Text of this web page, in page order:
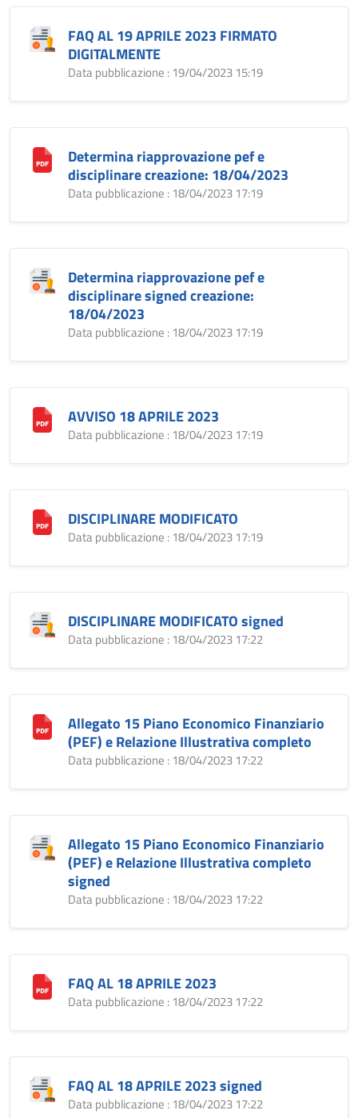
FAQ AL 19 APRILE 2023 FIRMATO
DIGITALMENTE
Data pubblicazione : 19/04/2023 15:19
Determina riapprovazione pef e
disciplinare creazione: 18/04/2023
Data pubblicazione : 18/04/2023 17:19
Determina riapprovazione pef e
disciplinare signed creazione:
18/04/2023
Data pubblicazione : 18/04/2023 17:19
AVVISO 18 APRILE 2023
Data pubblicazione : 18/04/2023 17:19
DISCIPLINARE MODIFICATO
Data pubblicazione : 18/04/2023 17:19
DISCIPLINARE MODIFICATO signed
Data pubblicazione : 18/04/2023 17:22
Allegato 15 Piano Economico Finanziario
(PEF) e Relazione Illustrativa completo
Data pubblicazione : 18/04/2023 17:22
Allegato 15 Piano Economico Finanziario
(PEF) e Relazione Illustrativa completo
signed
Data pubblicazione : 18/04/2023 17:22
FAQ AL 18 APRILE 2023
Data pubblicazione : 18/04/2023 17:22
FAQ AL 18 APRILE 2023 signed
Data pubblicazione : 18/04/2023 17:22